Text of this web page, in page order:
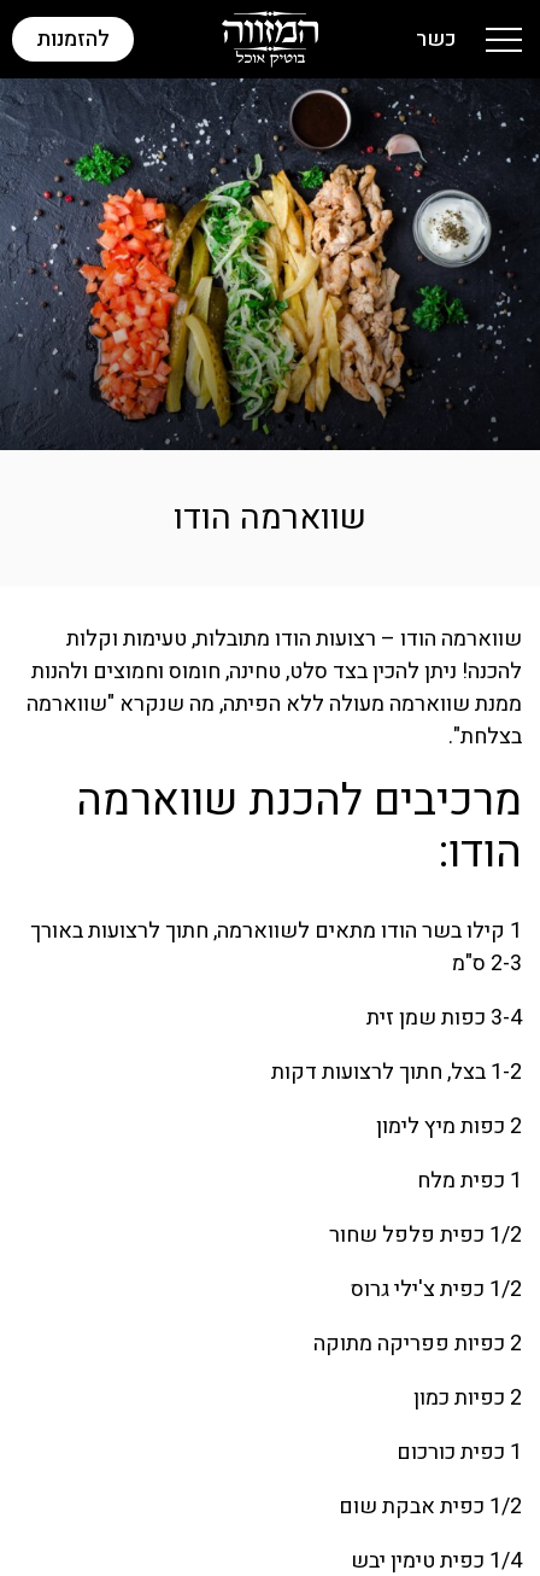
להזמנות
כשר
שווארמה הודו
שווארמה הודו – רצועות הודו מתובלות, טעימות וקלות
להכנה! ניתן להכין בצד סלט, טחינה, חומוס וחמוצים ולהנות
ממנת שווארמה מעולה ללא הפיתה, מה שנקרא "שווארמה
בצלחת".
מרכיבים להכנת שווארמה
הודו:
1 קילו בשר הודו מתאים לשווארמה, חתוך לרצועות באורך
2-3 ס"מ
3-4 כפות שמן זית
1-2 בצל, חתוך לרצועות דקות
2 כפות מיץ לימון
1 כפית מלח
1/2 כפית פלפל שחור
1/2 כפית צ'ילי גרוס
2 כפיות פפריקה מתוקה
2 כפיות כמון
1 כפית כורכום
1/2 כפית אבקת שום
1/4 כפית טימין יבש